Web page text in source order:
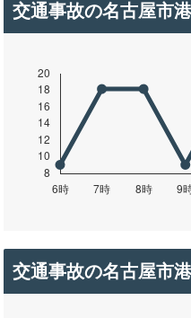
交通事故の名古屋市
交通事故の名古屋市